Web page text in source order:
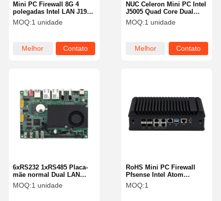
NUC Celeron Mini PC Intel
J5005 Quad Core Dual
HDMI 4K 4x USB 3.0
MOQ:1 unidade
Melhor
Contato
Mini PC Firewall 8G 4
polegadas Intel LAN J1900
Pfsense Box Pfsense Mini
PC sem ventoinha
MOQ:1 unidade
Melhor
Contato
RoHS Mini PC Firewall
Pfsense Intel Atom
C3758R 5 X 2.5 Gigabit
LAN Ports RoHS
MOQ:1
6xRS232 1xRS485 Placa-
mãe normal Dual LAN
Mini PC I3 5005U
Industrial
MOQ:1 unidade